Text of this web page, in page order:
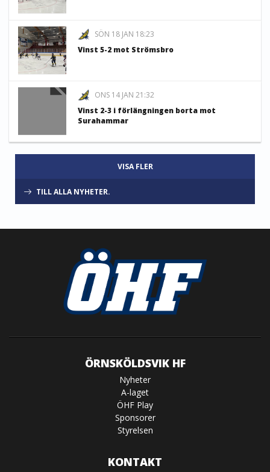
SÖN 18 JAN 18:23
Vinst 5-2 mot Strömsbro
ONS 14 JAN 21:32
Vinst 2-3 i förlängningen borta mot
Surahammar
VISA FLER
TILL ALLA NYHETER.
ÖRNSKÖLDSVIK HF
Nyheter
A-laget
ÖHF Play
Sponsorer
Styrelsen
KONTAKT